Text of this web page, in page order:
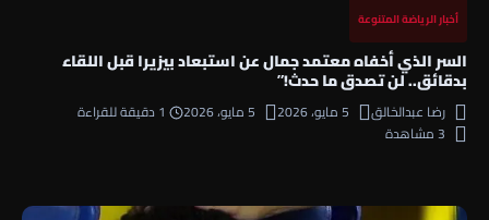
أخبار الرياضة المتنوعة
السر الذي أخفاه معتمد جمال عن استبعاد بيزيرا قبل اللقاء
بدقائق.. لن تصدق ما حدث!”
رضا عبدالخالق 5 مايو، 2026 5 مايو، 2026
1 دقيقة للقراءة
3 مشاهدة